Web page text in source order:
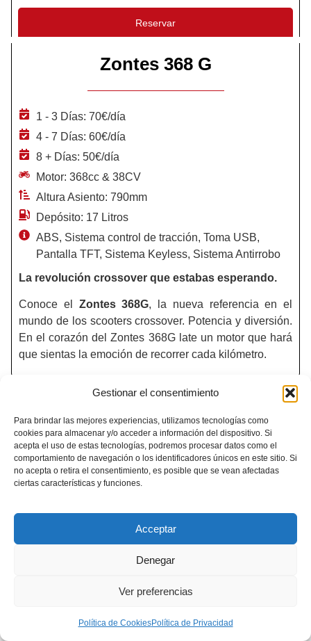
Gestionar el consentimiento
Para brindar las mejores experiencias, utilizamos tecnologías como
cookies para almacenar y/o acceder a información del dispositivo. Si
acepta el uso de estas tecnologías, podremos procesar datos como el
comportamiento de navegación o los identificadores únicos en este sitio. Si
no acepta o retira el consentimiento, es posible que se vean afectadas
ciertas características y funciones.
Acceptar
Denegar
Ver preferencias
Política de CookiesPolítica de Privacidad
Reservar
Zontes 368 G
1 - 3 Días: 70€/día
4 - 7 Días: 60€/día
8 + Días: 50€/día
Motor: 368cc & 38CV
Altura Asiento: 790mm
Depósito: 17 Litros
ABS, Sistema control de tracción, Toma USB,
Pantalla TFT, Sistema Keyless, Sistema Antirrobo
La revolución crossover que estabas esperando.
Conoce el Zontes 368G, la nueva referencia en el
mundo de los scooters crossover. Potencia y diversión.
En el corazón del Zontes 368G late un motor que hará
que sientas la emoción de recorrer cada kilómetro.
Can we help you?